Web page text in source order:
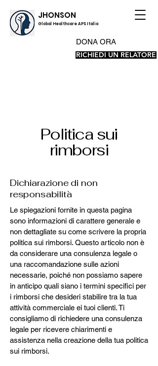
JHONSON
Global Healthcare APS Italia
DONA ORA
RICHIEDI UN RELATORE
Politica sui
rimborsi
Dichiarazione di non
responsabilità
Le spiegazioni fornite in questa pagina
sono informazioni di carattere generale e
non dettagliate su come scrivere la propria
politica sui rimborsi. Questo articolo non è
da considerare una consulenza legale o
una raccomandazione sulle azioni
necessarie, poiché non possiamo sapere
in anticipo quali siano i termini specifici per
i rimborsi che desideri stabilire tra la tua
attività commerciale ei tuoi clienti. Ti
consigliamo di richiedere una consulenza
legale per ricevere chiarimenti e
assistenza nella creazione della tua politica
sui rimborsi.